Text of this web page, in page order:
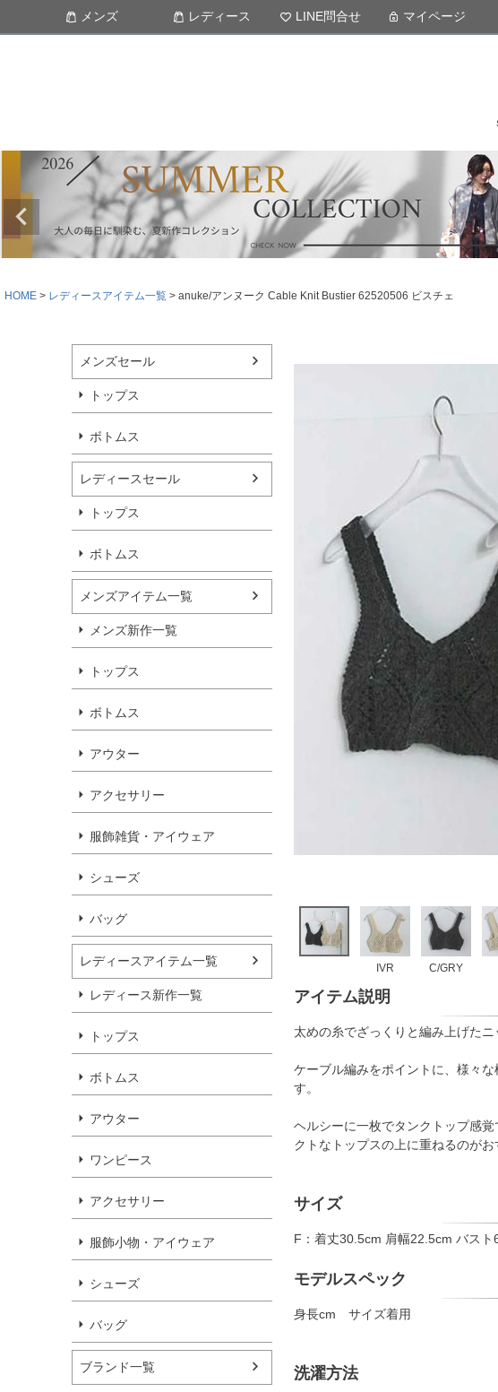
メンズ レディース LINE問合せ マイページ
HOME レディースアイテム一覧 anuke/アンヌーク Cable Knit Bustier 62520506 ビスチェ
メンズセール
トップス
ボトムス
レディースセール
トップス
ボトムス
メンズアイテム一覧
メンズ新作一覧
トップス
ボトムス
アウター
アクセサリー
服飾雑貨・アイウェア
シューズ
バッグ
レディースアイテム一覧
レディース新作一覧
トップス
ボトムス
アウター
ワンピース
アクセサリー
服飾小物・アイウェア
シューズ
バッグ
ブランド一覧
IVR C/GRY
アイテム説明
太めの糸でざっくりと編み上げたニ
ケーブル編みをポイントに、様々
す。
ヘルシーに一枚でタンクトップ感
クトなトップスの上に重ねるのがお
サイズ
F：着丈30.5cm 肩幅22.5cm バス
モデルスペック
身長cm サイズ着用
洗濯方法